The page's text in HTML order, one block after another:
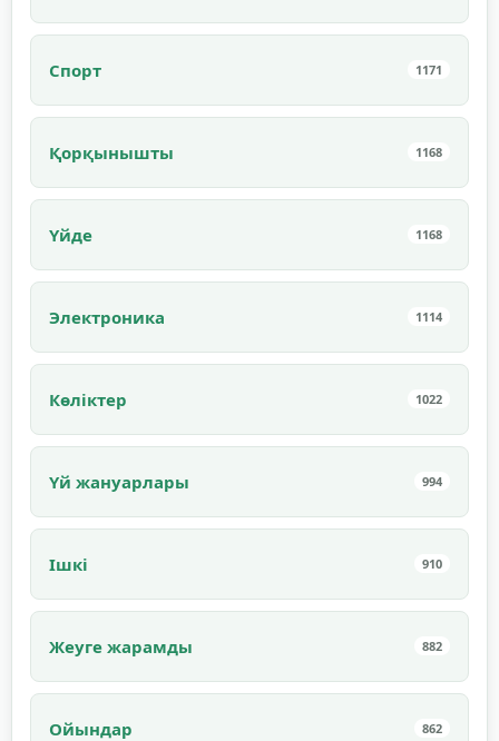
Спорт 1171
Қорқынышты 1168
Үйде 1168
Электроника 1114
Көліктер 1022
Үй жануарлары 994
Ішкі 910
Жеуге жарамды 882
Ойындар 862